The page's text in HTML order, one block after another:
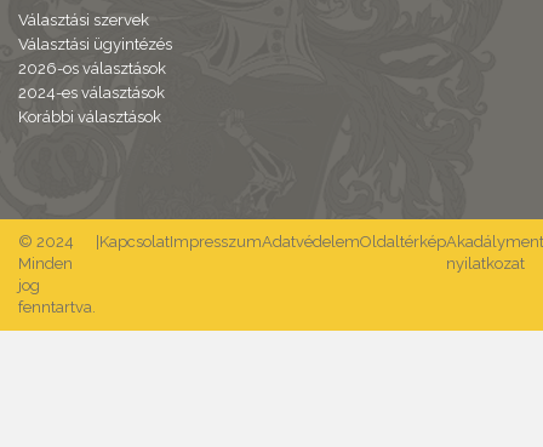
Választási szervek
Választási ügyintézés
2026-os választások
2024-es választások
Korábbi választások
© 2024
Minden
jog
fenntartva.
KapcsolatImpresszumAdatvédelemOldaltérkép
nyilatkozat